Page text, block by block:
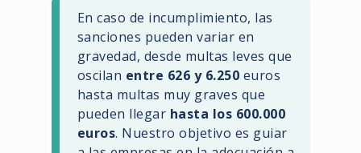
En caso de incumplimiento, las
sanciones pueden variar en
gravedad, desde multas leves que
oscilan entre 626 y 6.250 euros
hasta multas muy graves que
pueden llegar hasta los 600.000
euros. Nuestro objetivo es guiar